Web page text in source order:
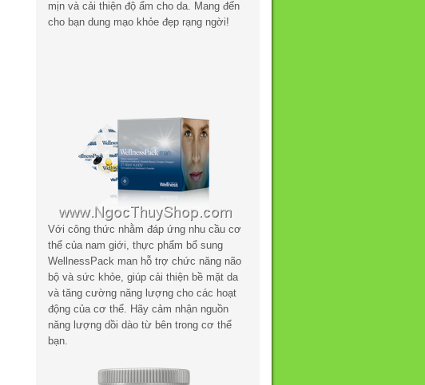
mịn và cải thiện độ ẩm cho da. Mang đến
cho bạn dung mạo khỏe đẹp rạng ngời!
Với công thức nhằm đáp ứng nhu cầu cơ
thể của nam giới, thực phẩm bổ sung
WellnessPack man hỗ trợ chức năng não
bộ và sức khỏe, giúp cải thiện bề mặt da
và tăng cường năng lượng cho các hoạt
động của cơ thể. Hãy cảm nhận nguồn
năng lượng dồi dào từ bên trong cơ thể
bạn.